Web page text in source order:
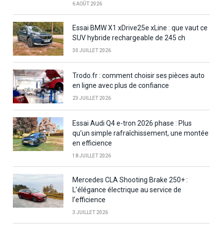
6 AOÛT 2026
Essai BMW X1 xDrive25e xLine : que vaut ce
SUV hybride rechargeable de 245 ch
30 JUILLET 2026
Trodo.fr : comment choisir ses pièces auto
en ligne avec plus de confiance
23 JUILLET 2026
Essai Audi Q4 e-tron 2026 phase : Plus
qu’un simple rafraîchissement, une montée
en efficience
18 JUILLET 2026
Mercedes CLA Shooting Brake 250+ :
L’élégance électrique au service de
l’efficience
3 JUILLET 2026